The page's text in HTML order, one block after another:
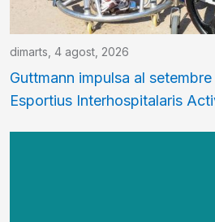
dimarts, 4 agost, 2026
Guttmann impulsa al
Esportius Interhospitalaris